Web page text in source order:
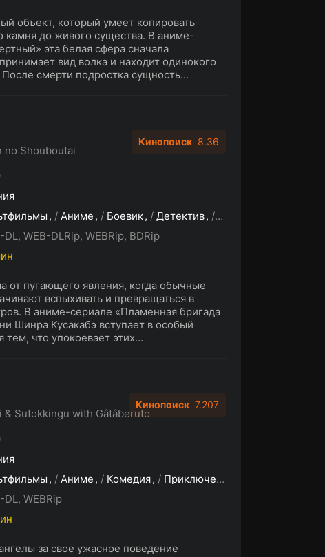
объект, который умеет копировать
до живого существа. В аниме-
эта белая сфера сначала
вид волка и находит одинокого
смерти подростка сущность...
no Shouboutai
/ Аниме / Боевик / Детектив / Фэнтези
DL, WEB-DLRip, WEBRip, BDRip
от пугающего явления, когда обычные
вспыхивать и превращаться в
В аниме-сериале «Пламенная бригада
Шинра Кусакабэ вступает в особый
тем, что упокоевает этих...
Кинопоиск 8.36
& Sutokkingu with Gâtâberuto
/ Аниме / Комедия / Приключения
DL, WEBRip
за свое ужасное поведение
Кинопоиск 7.207